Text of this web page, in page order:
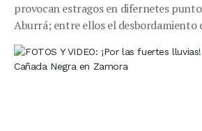
provocan estragos en difernetes
Aburrá; entre ellos el desbordamiento